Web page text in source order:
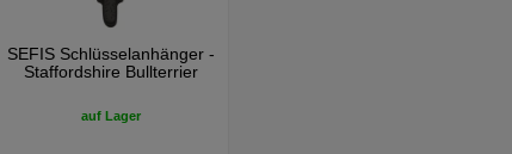
SEFIS Schlüsselanhänger -
Staffordshire Bullterrier
auf Lager